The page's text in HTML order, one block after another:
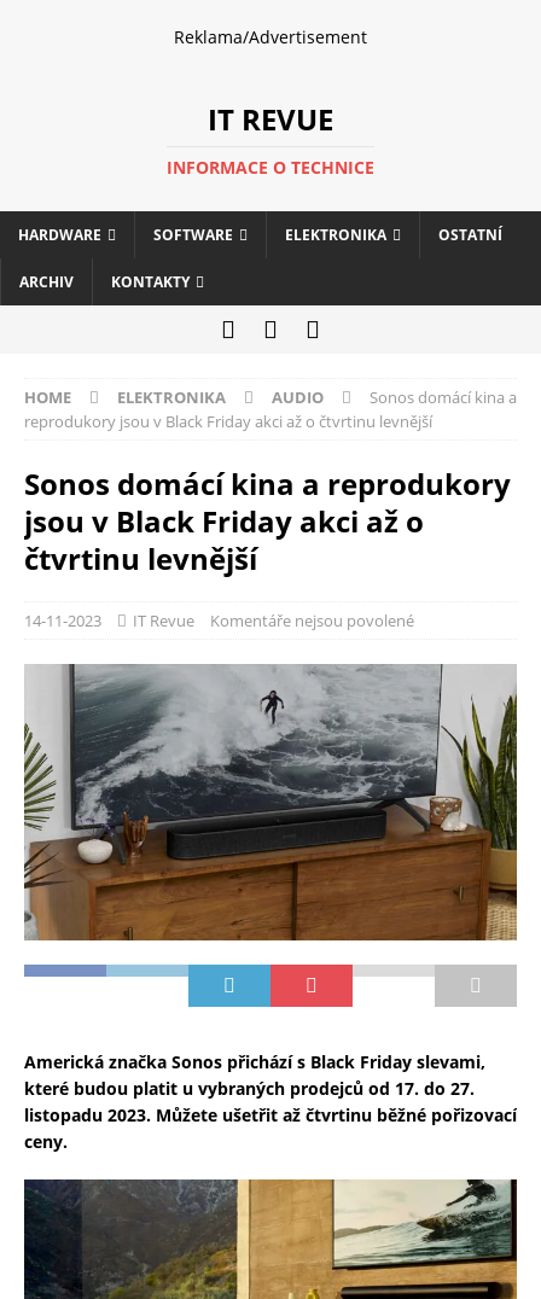
Reklama/Advertisement
IT REVUE
INFORMACE O TECHNICE
HARDWARE SOFTWARE ELEKTRONIKA OSTATNÍ
ARCHIV KONTAKTY
HOME ELEKTRONIKA AUDIO
Sonos domácí kina a
reprodukory jsou v Black Friday akci až o čtvrtinu levnější
Sonos domácí kina a reprodukory
jsou v Black Friday akci až o
čtvrtinu levnější
14-11-2023 IT Revue Komentáře nejsou povolené
Americká značka Sonos přichází s Black Friday slevami,
které budou platit u vybraných prodejců od 17. do 27.
listopadu 2023. Můžete ušetřit až čtvrtinu běžné pořizovací
ceny.